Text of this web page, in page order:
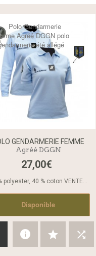
GENDARMERIE FEMME
Agréé DGGN
27,00€
polyester, 40 % coton VENTE...
Disponible